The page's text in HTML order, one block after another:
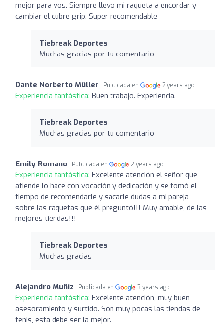
mejor para vos. Siempre llevo mi raqueta a encordar y
cambiar el cubre grip. Super recomendable
Tiebreak Deportes
Muchas gracias por tu comentario
Dante Norberto Müller Publicada en 2 years ago
Experiencia fantástica: Buen trabajo. Experiencia.
Tiebreak Deportes
Muchas gracias por tu comentario
Emily Romano Publicada en 2 years ago
Experiencia fantástica: Excelente atención el señor que
atiende lo hace con vocación y dedicación y se tomó el
tiempo de recomendarle y sacarle dudas a mi pareja
sobre las raquetas que él preguntó!!! Muy amable, de las
mejores tiendas!!!
Tiebreak Deportes
Muchas gracias
Alejandro Muñiz Publicada en 3 years ago
Experiencia fantástica: Excelente atención, muy buen
asesoramiento y surtido. Son muy pocas las tiendas de
tenis, esta debe ser la mejor.